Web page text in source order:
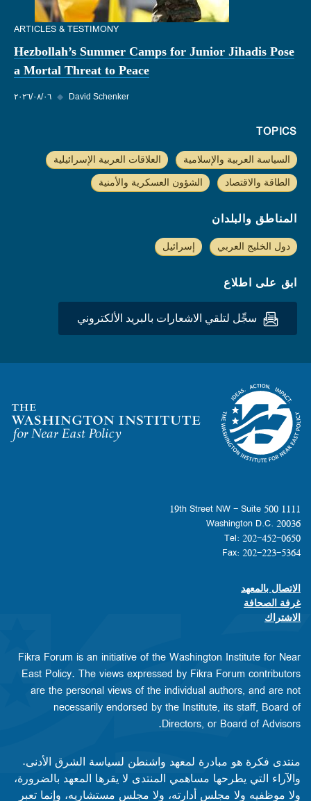
ARTICLES & TESTIMONY
Hezbollah’s Summer Camps for Junior Jihadis Pose
a Mortal Threat to Peace
٠٦‏/٠٨‏/٢٠٢٦ ◆ David Schenker
TOPICS
السياسة العربية والإسلامية العلاقات العربية الإسرائيلية
الطاقة والاقتصاد الشؤون العسكرية والأمنية
المناطق والبلدان
دول الخليج العربي إسرائيل
ابق على اطلاع
سجِّل لتلقي الاشعارات بالبريد الألكتروني
Homepage
1111 19th Street NW - Suite 500
Washington D.C. 20036
Tel: 202-452-0650
Fax: 202-223-5364
Footer contact links
الاتصال بالمعهد
غرفة الصحافة
الاشتراك
Fikra Forum is an initiative of the Washington Institute for Near
East Policy. The views expressed by Fikra Forum contributors
are the personal views of the individual authors, and are not
necessarily endorsed by the Institute, its staff, Board of
Directors, or Board of Advisors.​​
منتدى فكرة هو مبادرة لمعهد واشنطن لسياسة الشرق الأدنى.
والآراء التي يطرحها مساهمي المنتدى لا يقرها المعهد بالضرورة،
ولا موظفيه ولا مجلس أدارته، ولا مجلس مستشاريه، وإنما تعبر